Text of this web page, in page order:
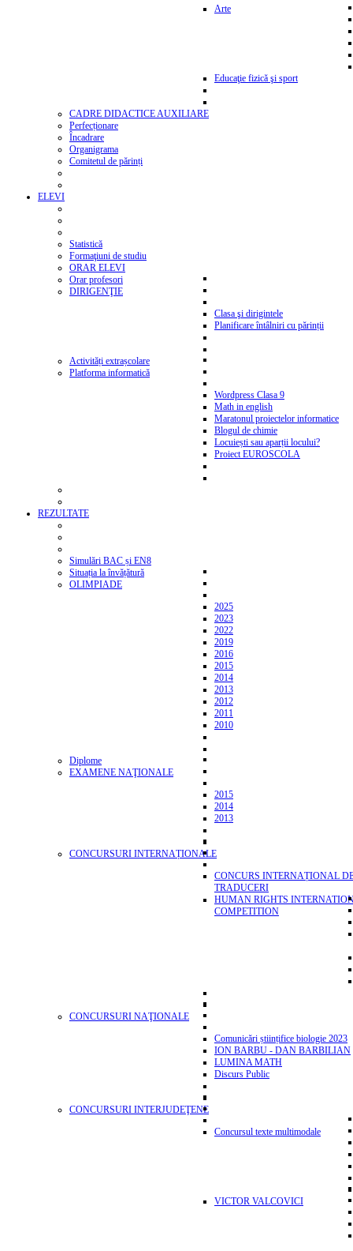
Arte
Educaţie fizică şi sport
CADRE DIDACTICE AUXILIARE
Perfecționare
Încadrare
Organigrama
Comitetul de părinți
ELEVI
Statistică
Formaţiuni de studiu
ORAR ELEVI
Orar profesori
DIRIGENŢIE
Clasa şi dirigintele
Planificare întâlniri cu părinții
Activități extrașcolare
Platforma informatică
Wordpress Clasa 9
Math in english
Maratonul proiectelor informatice
Blogul de chimie
Locuiești sau aparții locului?
Proiect EUROSCOLA
REZULTATE
Simulări BAC și EN8
Situația la învățătură
OLIMPIADE
2025
2023
2022
2019
2016
2015
2014
2013
2012
2011
2010
Diplome
EXAMENE NAŢIONALE
2015
2014
2013
CONCURSURI INTERNAȚIONALE
CONCURS INTERNAȚIONAL
TRADUCERI
HUMAN RIGHTS
COMPETITION
CONCURSURI NAŢIONALE
Comunicări științifice biologie 2023
ION BARBU - DAN BARBILIAN
LUMINA MATH
Discurs Public
CONCURSURI INTERJUDEŢENE
Concursul texte multimodale
VICTOR VALCOVICI